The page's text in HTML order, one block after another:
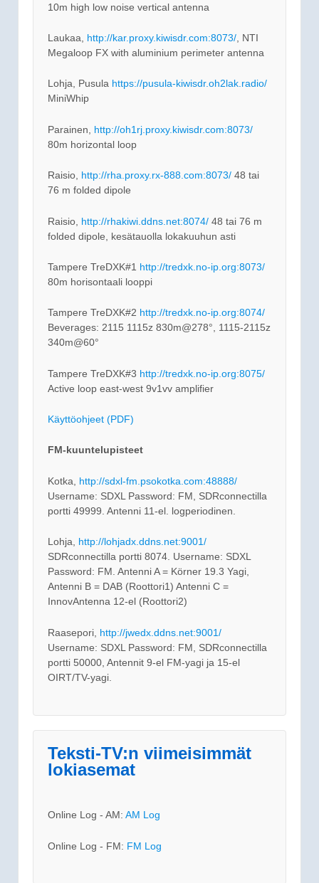
10m high low noise vertical antenna
Laukaa, http://kar.proxy.kiwisdr.com:8073/ , NTI
Megaloop FX with aluminium perimeter antenna
Lohja, Pusula https://pusula-kiwisdr.oh2lak.radio/
MiniWhip
Parainen, http://oh1rj.proxy.kiwisdr.com:8073/
80m horizontal loop
Raisio, http://rha.proxy.rx-888.com:8073/ 48 tai
76 m folded dipole
Raisio, http://rhakiwi.ddns.net:8074/ 48 tai 76 m
folded dipole, kesätauolla lokakuuhun asti
Tampere TreDXK#1 http://tredxk.no-ip.org:8073/
80m horisontaali looppi
Tampere TreDXK#2 http://tredxk.no-ip.org:8074/
Beverages: 2115 1115z 830m@278°, 1115-2115z
340m@60°
Tampere TreDXK#3 http://tredxk.no-ip.org:8075/
Active loop east-west 9v1vv amplifier
Käyttöohjeet (PDF)
FM-kuuntelupisteet
Kotka, http://sdxl-fm.psokotka.com:48888/
Username: SDXL Password: FM, SDRconnectilla
portti 49999. Antenni 11-el. logperiodinen.
Lohja, http://lohjadx.ddns.net:9001/
SDRconnectilla portti 8074. Username: SDXL
Password: FM. Antenni A = Körner 19.3 Yagi,
Antenni B = DAB (Roottori1) Antenni C =
InnovAntenna 12-el (Roottori2)
Raasepori, http://jwedx.ddns.net:9001/
Username: SDXL Password: FM, SDRconnectilla
portti 50000, Antennit 9-el FM-yagi ja 15-el
OIRT/TV-yagi.
Teksti-TV:n viimeisimmät
lokiasemat
Online Log - AM: AM Log
Online Log - FM: FM Log